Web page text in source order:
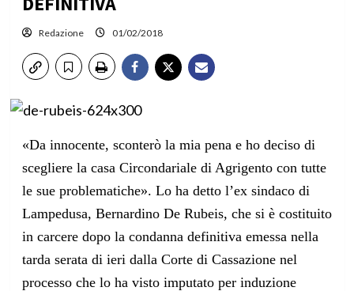
Redazione 01/02/2018
«Da innocente, sconterò la mia pena e ho deciso di
scegliere la casa Circondariale di Agrigento con tutte
le sue problematiche». Lo ha detto l’ex sindaco di
Lampedusa, Bernardino De Rubeis, che si è costituito
in carcere dopo la condanna definitiva emessa nella
tarda serata di ieri dalla Corte di Cassazione nel
processo che lo ha visto imputato per induzione